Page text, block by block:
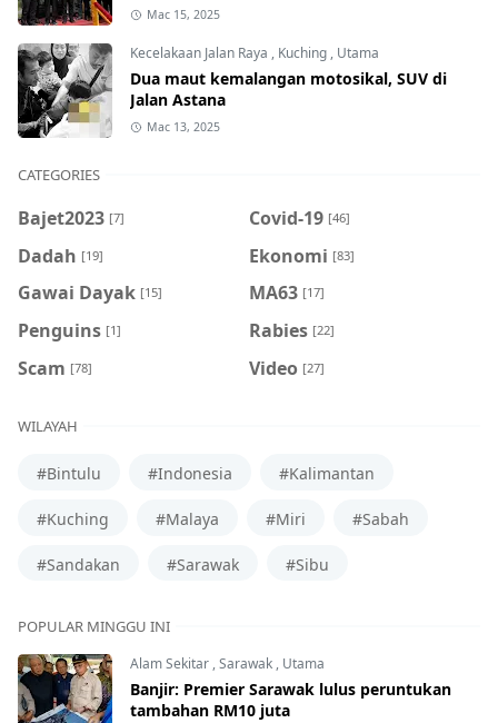
Mac 15, 2025
Kecelakaan Jalan Raya , Kuching , Utama
Dua maut kemalangan motosikal, SUV di
Jalan Astana
Mac 13, 2025
CATEGORIES
Bajet2023 [7] Covid-19 [46]
Dadah [19] Ekonomi [83]
Gawai Dayak [15] MA63 [17]
Penguins [1] Rabies [22]
Scam [78] Video [27]
WILAYAH
#Bintulu #Indonesia #Kalimantan
#Kuching #Malaya #Miri #Sabah
#Sandakan #Sarawak #Sibu
POPULAR MINGGU INI
Alam Sekitar,Sarawak, Utama
Banjir: Premier Sarawak lulus peruntukan
tambahan RM10 juta